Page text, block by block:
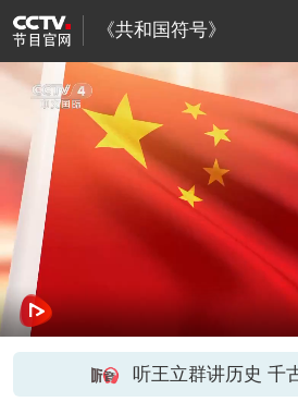
《共和国符号》
听王立群讲历史 千